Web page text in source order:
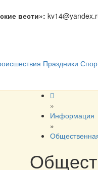
вести»:
Праздники
»
Информация
»